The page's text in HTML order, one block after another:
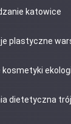
katowice
plastyczne
kosmetyki
dietetyczna